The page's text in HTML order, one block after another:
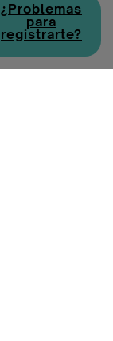
¿Problemas
para
registrarte?